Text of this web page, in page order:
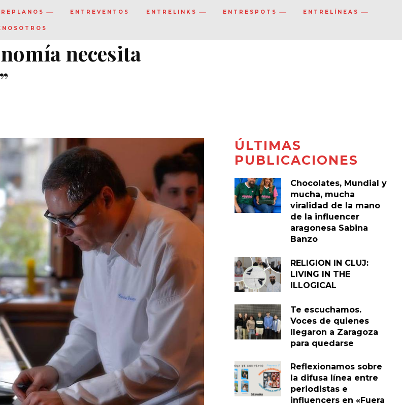
ENTREVENTOS ENTRELINKS ENTRESPOTS ENTRELÍNEAS
necesita
ÚLTIMAS
PUBLICACIONES
Chocolates, Mundial y
mucha, mucha
viralidad de la mano
de la influencer
aragonesa Sabina
Banzo
RELIGION IN CLUJ:
LIVING IN THE
ILLOGICAL
Te escuchamos.
Voces de quienes
llegaron a Zaragoza
para quedarse
Reflexionamos sobre
la difusa línea entre
periodistas e
influencers en «Fuera